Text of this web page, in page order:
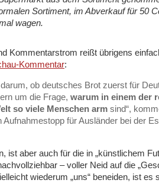
Sortiment, im Abverkauf für 50
wagen.
Kommentarstrom reißt übrigens
Kommentar:
ob deutsches Brot zuerst für
um die Frage, warum in einem der
so viele Menschen arm sind“,
Aufnahmestopp für Ausländer bei der
ist aber auch für die in „künstlichem
– voller Neid auf die
wiederum „uns“ beneiden, ist es